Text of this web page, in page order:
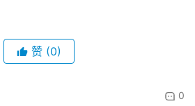
赞 (0)
0